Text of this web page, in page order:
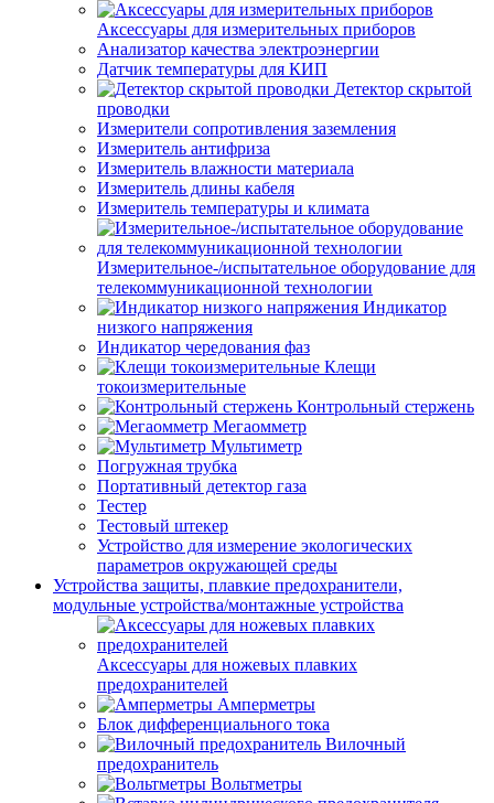
Аксессуары для измерительных приборов
Анализатор качества электроэнергии
Датчик температуры для КИП
Детектор скрытой
проводки
Измерители сопротивления заземления
Измеритель антифриза
Измеритель влажности материала
Измеритель длины кабеля
Измеритель температуры и климата
Измерительное-/испытательное оборудование для
телекоммуникационной технологии
Индикатор
низкого напряжения
Индикатор чередования фаз
Клещи
токоизмерительные
Контрольный стержень
Мегаомметр
Мультиметр
Погружная трубка
Портативный детектор газа
Тестер
Тестовый штекер
Устройство для измерение экологических
параметров окружающей среды
Устройства защиты, плавкие предохранители,
модульные устройства/монтажные устройства
Аксессуары для ножевых плавких
предохранителей
Амперметры
Блок дифференциального тока
Вилочный
предохранитель
Вольтметры